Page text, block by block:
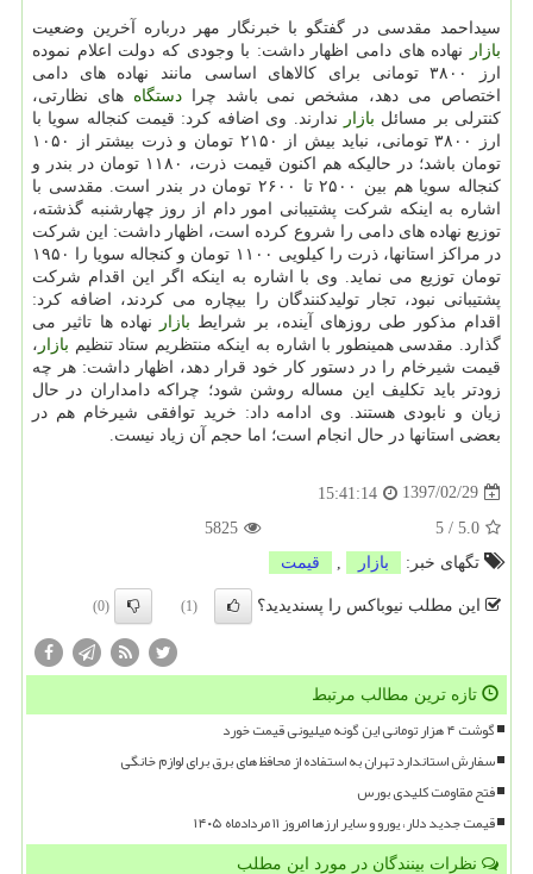
سیداحمد مقدسی در گفتگو با خبرنگار مهر درباره آخرین وضعیت
بازار
نهاده های دامی اظهار داشت: با وجودی كه دولت اعلام نموده
ارز ۳۸۰۰ تومانی برای كالاهای اساسی مانند نهاده های دامی
اختصاص می دهد، مشخص نمی باشد چرادستگاه های نظارتی،
كنترلی بر مسائل بازار
ندارند. وی اضافه كرد: قیمت كنجاله سویا با
ارز ۳۸۰۰ تومانی، نباید بیش از ۲۱۵۰ تومان و ذرت بیشتر از ۱۰۵۰
تومان باشد؛ در حالیكه هم اكنون قیمت ذرت، ۱۱۸۰ تومان در بندر و
كنجاله سویا هم بین ۲۵۰۰ تا ۲۶۰۰ تومان در بندر است. مقدسی با
اشاره به اینكه شركت پشتیبانی امور دام از روز چهارشنبه گذشته،
توزیع نهاده های دامی را شروع كرده است، اظهار داشت: این شركت
در مراكز استانها، ذرت را كیلویی ۱۱۰۰ تومان و كنجاله سویا را ۱۹۵۰
تومان توزیع می نماید. وی با اشاره به اینكه اگر این اقدام شركت
پشتیبانی نبود، تجار تولیدكنندگان را بیچاره می كردند، اضافه كرد:
اقدام مذكور طی روزهای آینده، بر شرایط بازار
نهاده ها تاثیر می
گذارد. مقدسی همینطور با اشاره به اینكه منتظریم ستاد تنظیم بازار ،
قیمت شیرخام را در دستور كار خود قرار دهد، اظهار داشت: هر چه
زودتر باید تكلیف این مساله روشن شود؛ چراكه دامداران در حال
زیان و نابودی هستند. وی ادامه داد: خرید توافقی شیرخام هم در
بعضی استانها در حال انجام است؛ اما حجم آن زیاد نیست.
1397/02/29
15:41:14
5.0
/
5
5825
تگهای خبر:
بازار قیمت
این مطلب نیوباکس را پسندیدید؟ (1)
(0)
تازه ترین مطالب مرتبط
گوشت ۴ هزار تومانی این گونه میلیونی قیمت خورد
سفارش استاندارد تهران به استفاده از محافظ های برق برای لوازم خانگی
فتح مقاومت کلیدی بورس
قیمت جدید دلار، یورو و سایر ارزها امروز ۱۱ مردادماه ۱۴۰۵
نظرات بینندگان در مورد این مطلب